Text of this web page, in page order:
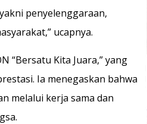
penyelenggaraan,
ucapnya.
“Bersatu Kita Juara,” yang
Ia menegaskan bahwa
melalui kerja sama dan